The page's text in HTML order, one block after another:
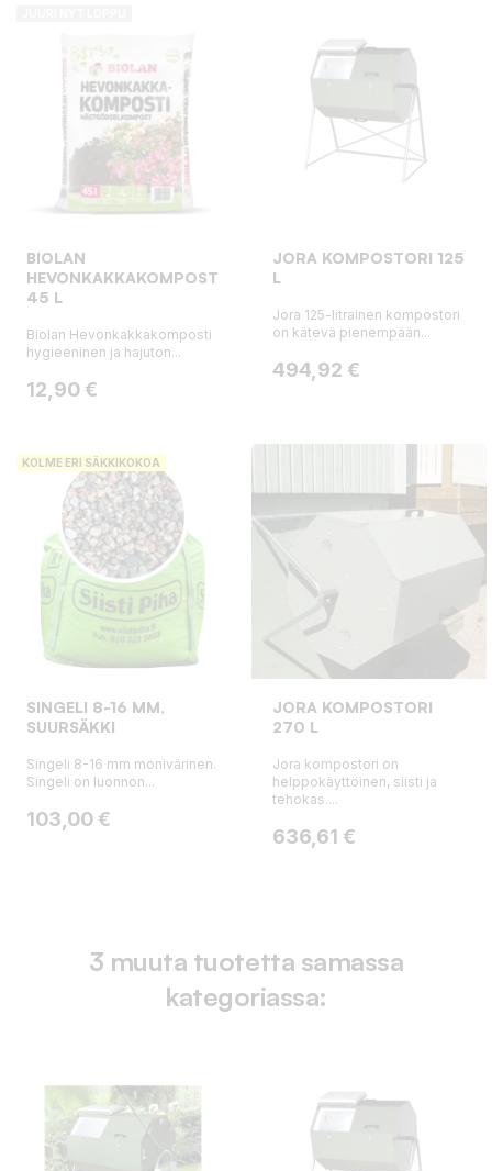
BIOLAN
HEVONKAKKAKOMPOSTI
45 L
Biolan Hevonkakkakomposti
hygieeninen ja hajuton...
Hinta
12,90 €
JORA KOMPOSTORI 125
L
Jora 125-litrainen kompostori
on kätevä pienempään...
Hinta
494,92 €
KOLME ERI SÄKKIKOKOA
SINGELI 8-16 MM,
SUURSÄKKI
Singeli 8-16 mm monivärinen.
Singeli on luonnon...
Hinta
103,00 €
JORA KOMPOSTORI
270 L
Jora kompostori on
helppokäyttöinen, siisti ja
tehokas....
Hinta
636,61 €
3 muuta tuotetta samassa
kategoriassa: